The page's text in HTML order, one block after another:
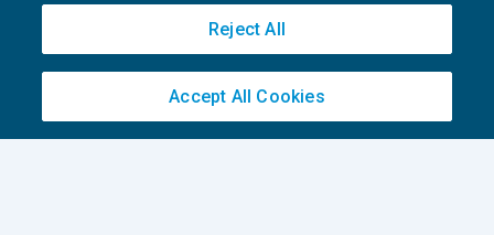
Privacy Policy
Euroconference NEWS è una testata registrata al Tribunale di Milano Reg. n. 8556/2026
Direttore responsabile Sandro Cerato
Reject All
Accept All Cookies